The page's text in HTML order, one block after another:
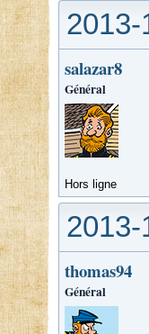
2013-
salazar8
Général
Hors ligne
2013-
thomas94
Général